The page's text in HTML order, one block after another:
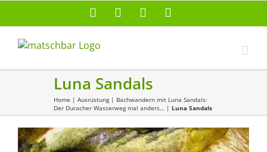
Facebook Instagram
Luna Sandals
Home | Ausrüstung| Bachwandern mit Luna Sandals:
Der Duracher Wasserweg mal anders… | Luna Sandals